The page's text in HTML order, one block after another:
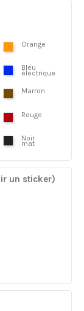
Orange
Bleu
électrique
Marron
Rouge
Noir
mat
un sticker)